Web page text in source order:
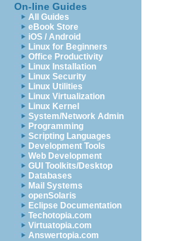
On-line Guides
All Guides
eBook Store
iOS / Android
Linux for Beginners
Office Productivity
Linux Installation
Linux Security
Linux Utilities
Linux Virtualization
Linux Kernel
System/Network Admin
Programming
Scripting Languages
Development Tools
Web Development
GUI Toolkits/Desktop
Databases
Mail Systems
openSolaris
Eclipse Documentation
Techotopia.com
Virtuatopia.com
Answertopia.com